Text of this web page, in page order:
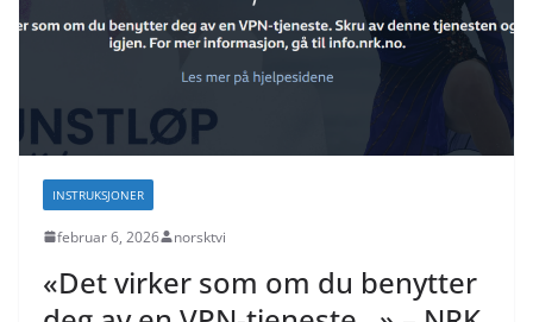
INSTRUKSJONER
februar 6, 2026 norsktvi
«Det virker som om du benytter